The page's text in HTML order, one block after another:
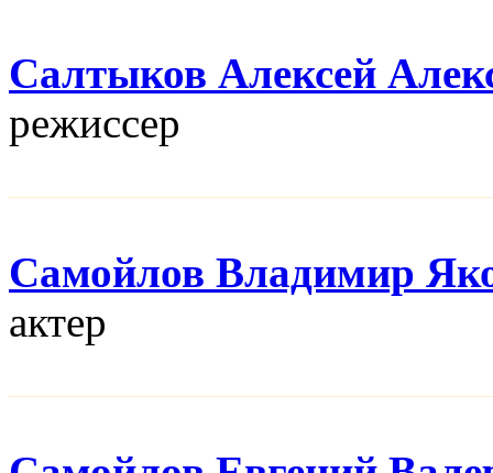
Салтыков Алексей
режисcер
Самойлов Владимир
актер